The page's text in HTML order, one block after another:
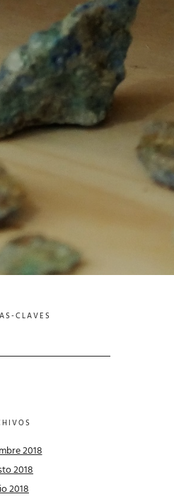
CLAVES
2018
2018
2018